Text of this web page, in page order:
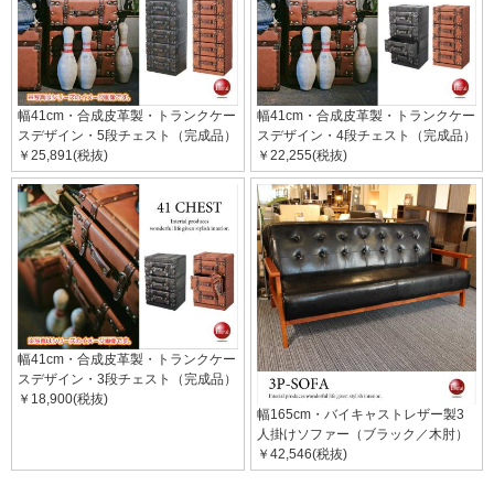
幅41cm・合成皮革製・トランクケー
スデザイン・5段チェスト（完成品）
￥25,891(税抜)
幅41cm・合成皮革製・トランクケー
スデザイン・4段チェスト（完成品）
￥22,255(税抜)
幅41cm・合成皮革製・トランクケー
スデザイン・3段チェスト（完成品）
￥18,900(税抜)
幅165cm・バイキャストレザー製3
人掛けソファー（ブラック／木肘）
￥42,546(税抜)